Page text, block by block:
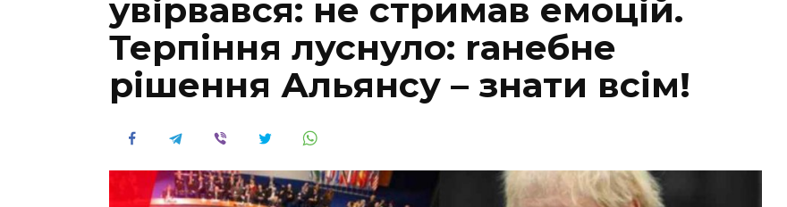
yвiрвався: не стримав емоцій.
Терпіння луснуло: rанeбне
рішення Альянсу – знати всім!